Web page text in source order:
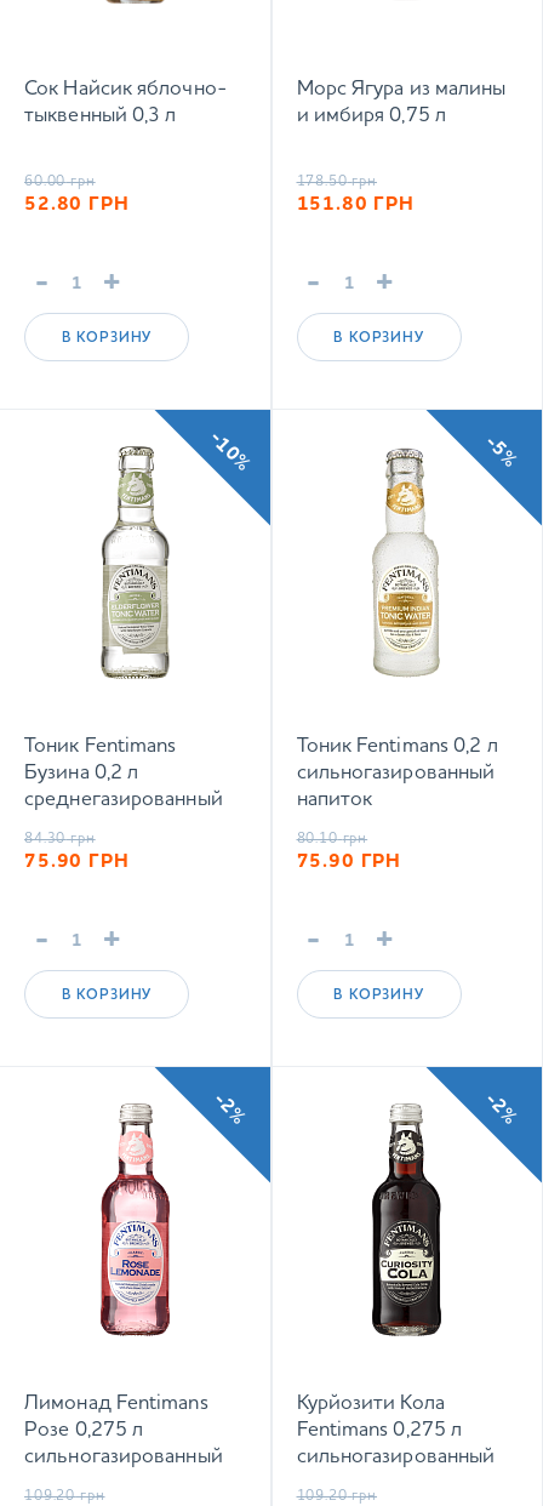
Сок Найсик яблочно-
тыквенный 0,3 л
60.00 грн
52.80 ГРН
- +
В КОРЗИНУ
Морс Ягура из малины
и имбиря 0,75 л
178.50 грн
151.80 ГРН
- +
В КОРЗИНУ
Тоник Fentimans
Бузина 0,2 л
среднегазированный
84.30 грн
75.90 ГРН
- +
В КОРЗИНУ
-10%
Тоник Fentimans 0,2 л
сильногазированный
напиток
80.10 грн
75.90 ГРН
- +
В КОРЗИНУ
-5%
Лимонад Fentimans
Розе 0,275 л
сильногазированный
109.20 грн
-2%
Курйозити Кола
Fentimans 0,275 л
сильногазированный
109.20 грн
-2%